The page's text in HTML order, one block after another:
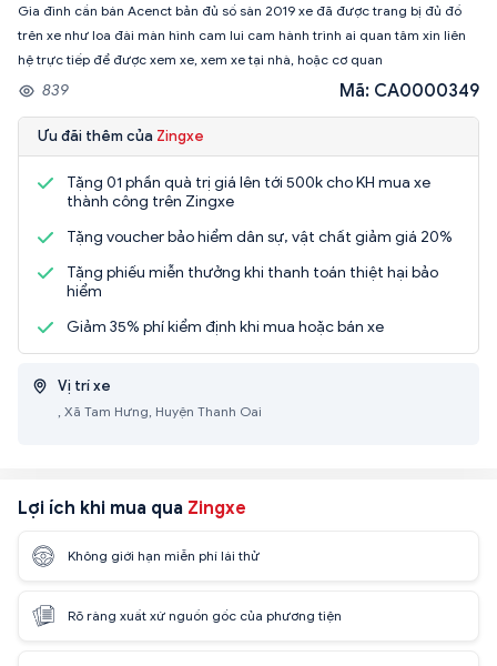
Gia đình cần bán Acenct bản đủ số sàn 2019 xe đã được trang bị đủ đồ
trên xe như loa đài màn hình cam lui cam hành trình ai quan tâm xin liên
hệ trực tiếp để được xem xe, xem xe tại nhà, hoặc cơ quan
839 Mã: CA0000349
Ưu đãi thêm của Zingxe
Tặng 01 phần quà trị giá lên tới 500k cho KH mua xe
thành công trên Zingxe
Tặng voucher bảo hiểm dân sự, vật chất giảm giá 20%
Tặng phiếu miễn thưởng khi thanh toán thiệt hại bảo
hiểm
Giảm 35% phí kiểm định khi mua hoặc bán xe
Vị trí xe
, Xã Tam Hưng, Huyện Thanh Oai
Lợi ích khi mua qua Zingxe
Không giới hạn miễn phí lái thử
Rõ ràng xuất xứ nguồn gốc của phương tiện